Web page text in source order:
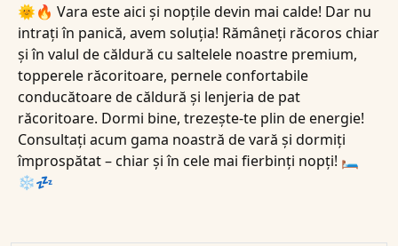
🌞🔥 Vara este aici și nopțile devin mai calde! Dar nu
intrați în panică, avem soluția! Rămâneți răcoros chiar
și în valul de căldură cu saltelele noastre premium,
topperele răcoritoare, pernele confortabile
conducătoare de căldură și lenjeria de pat
răcoritoare. Dormi bine, trezește-te plin de energie!
Consultați acum gama noastră de vară și dormiți
împrospătat – chiar și în cele mai fierbinți nopți! 🛏
❄️💤